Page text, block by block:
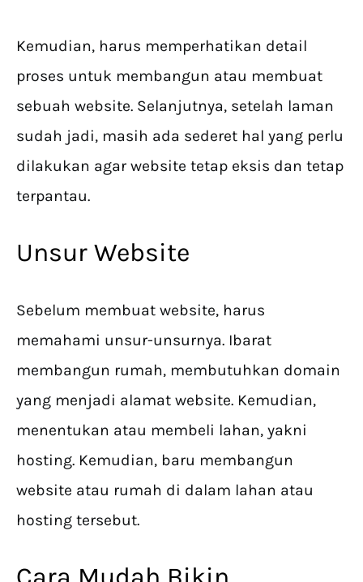
Kemudian, harus memperhatikan detail
proses untuk membangun atau membuat
sebuah website. Selanjutnya, setelah laman
sudah jadi, masih ada sederet hal yang perlu
dilakukan agar website tetap eksis dan tetap
terpantau.
Unsur Website
Sebelum membuat website, harus
memahami unsur-unsurnya. Ibarat
membangun rumah, membutuhkan domain
yang menjadi alamat website. Kemudian,
menentukan atau membeli lahan, yakni
hosting. Kemudian, baru membangun
website atau rumah di dalam lahan atau
hosting tersebut.